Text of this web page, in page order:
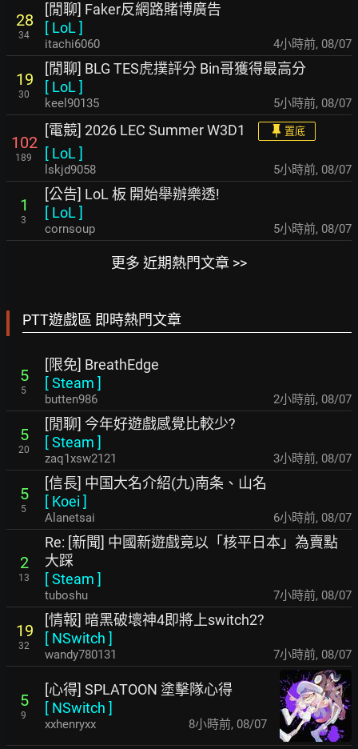
28
34
[閒聊] Faker反網路賭博廣告
[ LoL ]
itachi6060 4小時前, 08/07
19
30
[閒聊] BLG TES虎撲評分 Bin哥獲得最高分
[ LoL ]
keel90135 5小時前, 08/07
102
189
[電競] 2026 LEC Summer W3D1 置底
[ LoL ]
lskjd9058 5小時前, 08/07
1
3
[公告] LoL 板 開始舉辦樂透!
[ LoL ]
cornsoup 5小時前, 08/07
更多 近期熱門文章 >>
PTT遊戲區 即時熱門文章
5
5
[限免] BreathEdge
[Steam ]
butten986 2小時前, 08/07
5
20
[閒聊] 今年好遊戲感覺比較少?
[Steam ]
zaq1xsw2121 3小時前, 08/07
5
5
[信長] 中国大名介紹(九)南条、山名
[ Koei ]
Alanetsai 6小時前, 08/07
2
13
Re: [新聞] 中國新遊戲竟以「核平日本」為賣點
大踩
[Steam ]
tuboshu 7小時前, 08/07
19
32
[情報] 暗黑破壞神4即將上switch2?
[ NSwitch ]
wandy780131 7小時前, 08/07
5
9
[心得] SPLATOON 塗擊隊心得
[ NSwitch ]
xxhenryxx 8小時前, 08/07